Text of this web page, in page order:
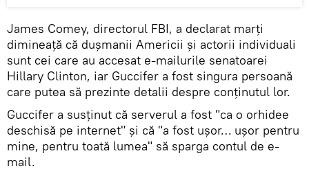
James Comey, directorul FBI, a declarat marți
dimineață că dușmanii Americii și actorii individuali
sunt cei care au accesat e-mailurile senatoarei
Hillary Clinton, iar Guccifer a fost singura persoană
care putea să prezinte detalii despre conținutul lor.
Guccifer a susținut că serverul a fost "ca o orhidee
deschisă pe internet" și că "a fost ușor… ușor pentru
mine, pentru toată lumea" să sparga contul de e-
mail.